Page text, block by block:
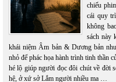
chiếu
cái quy
không
sách này
khái niệm Âm bản & Dương bản
nhỏ để phác họa hành trình tinh thần
hé lộ giúp người đọc đôi chút về đời
hệ, ở xứ sở Lắm người nhiều ma …